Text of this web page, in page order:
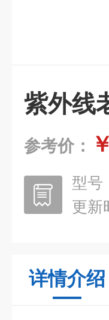
紫外线
参考价：
型号
更新
详情介绍